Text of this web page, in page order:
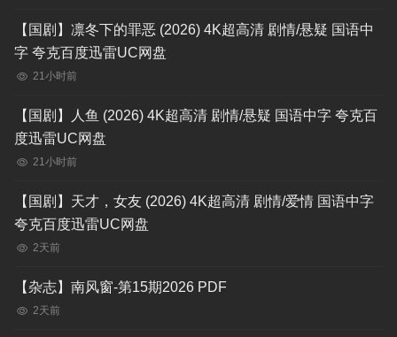
【国剧】凛冬下的罪恶 (2026) 4K超高清 剧情/悬疑 国语中
字 夸克百度迅雷UC网盘
21小时前
【国剧】人鱼 (2026) 4K超高清 剧情/悬疑 国语中字 夸克百
度迅雷UC网盘
21小时前
【国剧】天才，女友 (2026) 4K超高清 剧情/爱情 国语中字
夸克百度迅雷UC网盘
2天前
【杂志】南风窗-第15期2026 PDF
2天前